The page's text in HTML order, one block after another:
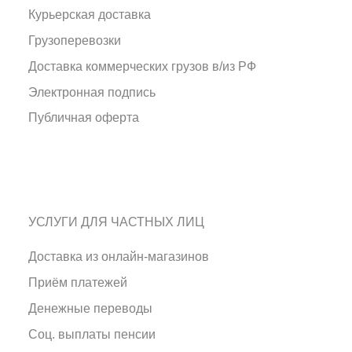
Курьерская доставка
Грузоперевозки
Доставка коммерческих грузов в/из РФ
Электронная подпись
Публичная оферта
УСЛУГИ ДЛЯ ЧАСТНЫХ ЛИЦ
Доставка из онлайн-магазинов
Приём платежей
Денежные переводы
Соц. выплаты пенсии